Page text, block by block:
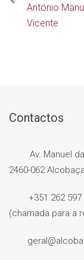
António
Vicente
Contactos
Av. Manuel
2460-062 Alcobaça
+351 262 597
(chamada para a